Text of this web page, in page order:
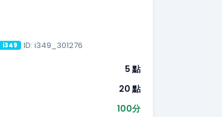
i349 ID: i349_301276
5 點
20 點
100分